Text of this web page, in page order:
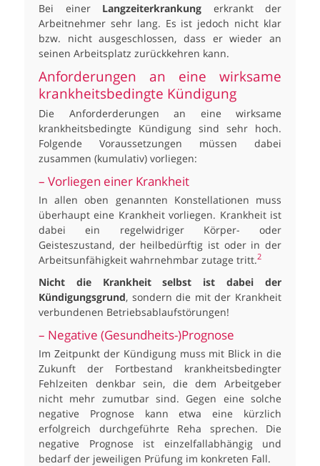
Bei einer Langzeiterkrankung erkrankt der
Arbeitnehmer sehr lang. Es ist jedoch nicht klar
bzw. nicht ausgeschlossen, dass er wieder an
seinen Arbeitsplatz zurückkehren kann.
Anforderungen an eine wirksame
krankheitsbedingte Kündigung
Die Anforderderungen an eine wirksame
krankheitsbedingte Kündigung sind sehr hoch.
Folgende Voraussetzungen müssen dabei
zusammen (kumulativ) vorliegen:
– Vorliegen einer Krankheit
In allen oben genannten Konstellationen muss
überhaupt eine Krankheit vorliegen. Krankheit ist
dabei ein regelwidriger Körper- oder
Geisteszustand, der heilbedürftig ist oder in der
Arbeitsunfähigkeit wahrnehmbar zutage tritt.2
Nicht die Krankheit selbst ist dabei der
Kündigungsgrund, sondern die mit der Krankheit
verbundenen Betriebsablaufstörungen!
– Negative (Gesundheits-)Prognose
Im Zeitpunkt der Kündigung muss mit Blick in die
Zukunft der Fortbestand krankheitsbedingter
Fehlzeiten denkbar sein, die dem Arbeitgeber
nicht mehr zumutbar sind. Gegen eine solche
negative Prognose kann etwa eine kürzlich
erfolgreich durchgeführte Reha sprechen. Die
negative Prognose ist einzelfallabhängig und
bedarf der jeweiligen Prüfung im konkreten Fall.